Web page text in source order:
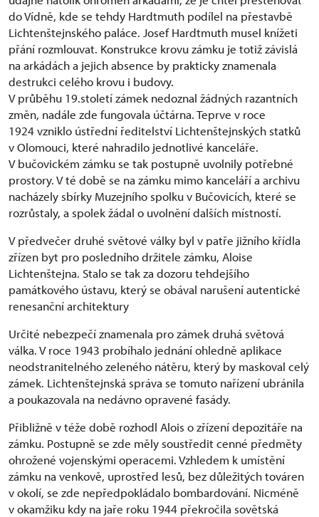
do Vídně, kde se tehdy Hardtmuth podílel na přestavbě
Lichtenštejnského paláce. Josef Hardtmuth musel knížeti
přání rozmlouvat. Konstrukce krovu zámku je totiž závislá
na arkádách a jejich absence by prakticky znamenala
destrukci celého krovu i budovy.
V průběhu 19.století zámek nedoznal žádných razantních
změn, nadále zde fungovala účtárna. Teprve v roce
1924 vzniklo ústřední ředitelství Lichtenštejnských statků
v Olomouci, které nahradilo jednotlivé kanceláře.
V bučovickém zámku se tak postupně uvolnily potřebné
prostory. V té době se na zámku mimo kanceláří a archivu
nacházely sbírky Muzejního spolku v Bučovicích, které se
rozrůstaly, a spolek žádal o uvolnění dalších místností.
V předvečer druhé světové války byl v patře jižního křídla
zřízen byt pro posledního držitele zámku, Aloise
Lichtenštejna. Stalo se tak za dozoru tehdejšího
památkového ústavu, který se obával narušení autentické
renesanční architektury
Určité nebezpečí znamenala pro zámek druhá světová
válka. V roce 1943 probíhalo jednání ohledně aplikace
neodstranitelného zeleného nátěru, který by maskoval celý
zámek. Lichtenštejnská správa se tomuto nařízení ubránila
a poukazovala na nedávno opravené fasády.
Přibližně v téže době rozhodl Alois o zřízení depozitáře na
zámku. Postupně se zde měly soustředit cenné předměty
ohrožené vojenskými operacemi. Vzhledem k umístění
zámku na venkově, uprostřed lesů, bez důležitých továren
v okolí, se zde nepředpokládalo bombardování. Nicméně
v okamžiku kdy na jaře roku 1944 překročila sovětská